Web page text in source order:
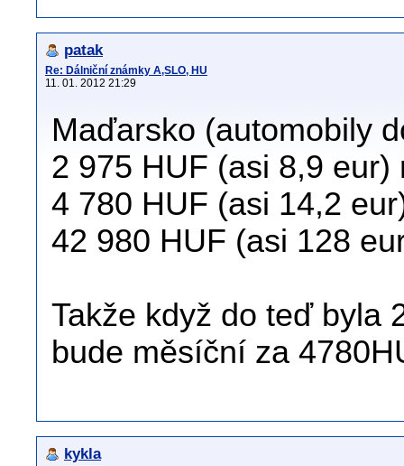
patak
Re: Dálniční známky A,SLO, HU
11. 01. 2012 21:29
Maďarsko (automobily
2 975 HUF (asi 8,9 eur)
4 780 HUF (asi 14,2
42 980 HUF (asi 128
Takže když do teď byla
bude měsíční za
kykla